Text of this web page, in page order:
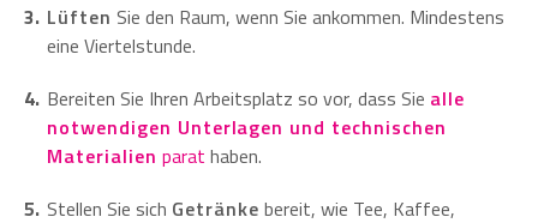
Lüften Sie den Raum, wenn Sie ankommen. Mindestens
eine Viertelstunde.
Bereiten Sie Ihren Arbeitsplatz so vor, dass Sie alle
notwendigen Unterlagen und technischen
Materialien parat haben.
Stellen Sie sich Getränke bereit, wie Tee, Kaffee,